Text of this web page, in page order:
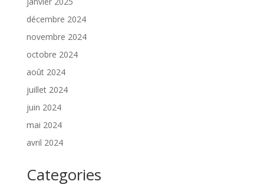
décembre 2024
novembre 2024
octobre 2024
août 2024
juillet 2024
juin 2024
mai 2024
avril 2024
Categories